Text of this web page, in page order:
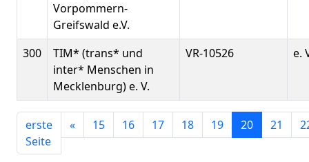
Vorpommern-
Greifswald e.V.
300
TIM* (trans* und
inter* Menschen in
Mecklenburg) e. V.
VR-10526 e.
erste
Seite
« 15 16 17 18 19 20 21